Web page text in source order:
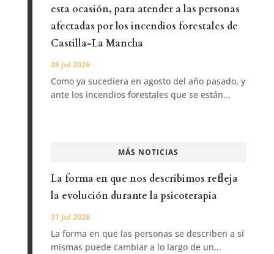
esta ocasión, para atender a las personas
afectadas por los incendios forestales de
Castilla-La Mancha
28 Jul 2026
Como ya sucediera en agosto del año pasado, y
ante los incendios forestales que se están...
MÁS NOTICIAS
La forma en que nos describimos refleja
la evolución durante la psicoterapia
31 Jul 2026
La forma en que las personas se describen a sí
mismas puede cambiar a lo largo de un...